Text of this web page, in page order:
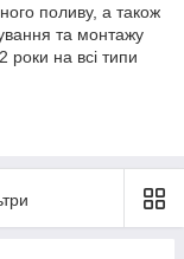
поливу, а також
та монтажу
роки на всі типи
по всій